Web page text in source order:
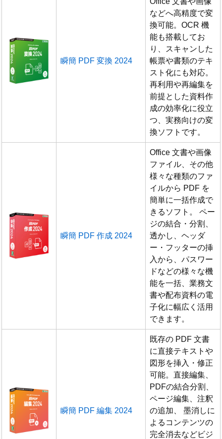
瞬簡 PDF 変換 2024
などへ高精度で変
換可能。OCR 機
能も搭載してお
り、スキャンした
帳票や書類のテキ
スト化にも対応。
再利用や再編集を
前提とした資料作
成の効率化に役立
つ、実務向けの変
換ソフトです。
瞬簡 PDF 作成 2024
Office 文書や画像
ファイル、その他
様々な種類のファ
イルから PDF を
簡単に一括作成で
きるソフト。 ペー
ジの結合・分割、
透かし、ヘッダ
ー・フッターの挿
入から、パスワー
ドなどの様々な機
能を一括、業務文
書や配布資料の電
子化に幅広く活用
できます。
瞬簡 PDF 編集 2024
既存の PDF 文書
に直接テキストや
図形を挿入・修正
可能。直接編集、
PDFの結合分割、
ページ編集、注釈
の追加、 墨消しに
よるコンテンツの
完全消去などビジ